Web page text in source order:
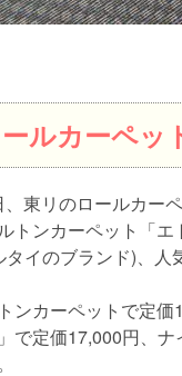
ルカーペッ
東リのロールカー
トンカーペット「
イのブランド)、
ンカーペットで定
で定価17,000円、